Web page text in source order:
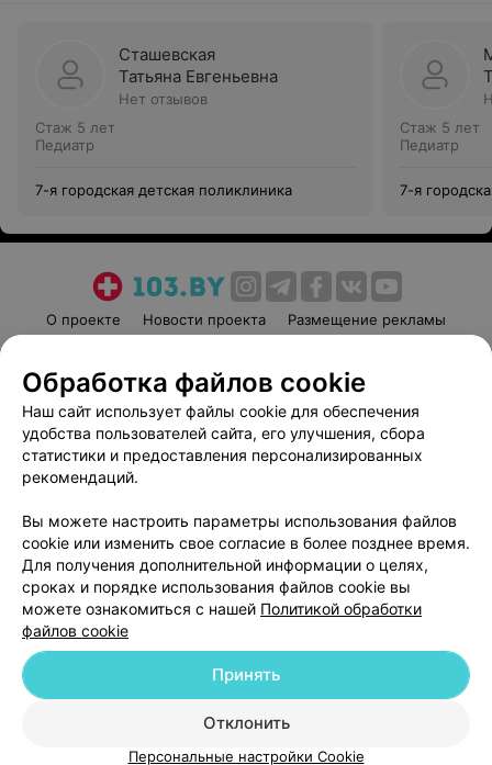
Сташевская
Татьяна Евгеньевна
Нет отзывов
Стаж 5 лет
Педиатр
7-я городская детская поликлиника
Стаж 5 лет
Педиатр
7-я
О проекте Новости проекта
Размещение рекламы
Пользовательское соглашение
Способы оплаты
Вакансии
Партнеры
Написать руководителю 103.by
Обработка персональных данных
© 2026 ООО «Артокс Лаб», УНП 191700409
| 220012, Республика Беларусь,
Служба поддержки +375 291212755
Обработка файлов cookie
Наш сайт использует файлы cookie для обеспечения
удобства пользователей сайта, его улучшения, сбора
статистики и предоставления персонализированных
рекомендаций.
Вы можете настроить параметры использования файлов
cookie или изменить свое согласие в более позднее время.
Для получения дополнительной информации о целях,
сроках и порядке использования файлов cookie вы
можете ознакомиться с нашей Политикой обработки
файлов cookie
Отклонить
Принять
Персональные настройки Cookie